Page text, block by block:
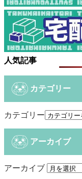
人気記事
カテゴリー
カテゴリー
アーカイブ
アーカイブ